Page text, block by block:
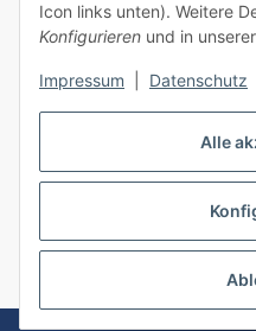
Alle
Icon links unten). Weitere
Konfigurieren und in unserer
Impressum Datenschutz
Informationen
Gesetzliche Informationen
Vertrag
* Alle Preise inkl. gesetzlicher USt.,